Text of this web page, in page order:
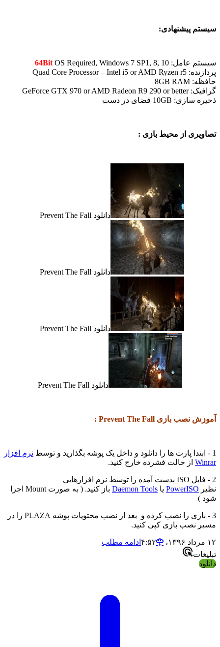
سیستم پیشنهادی:
سیستم عامل: 64Bit OS Required, Windows 7 SP1, 8, 10
پردازنده: Quad Core Processor – Intel i5 or AMD Ryzen r5
حافظه: 8GB RAM
گرافیک: GeForce GTX 970 or AMD Radeon R9 290 or better
ذخیره سازی: 10GB فضای در دست
تصاویری از محیط بازی :
دانلود Prevent The Fall
دانلود Prevent The Fall
دانلود Prevent The Fall
دانلود Prevent The Fall
آموزش نصب بازی Prevent The Fall :
1 - ابتدا پارت ها را دانلود و داخل یک پوشه بگذارید و توسط
نرم افزار
Winrar از حالت فشرده خارج کنید.
2 - فایل ISO بدست آمده را توسط نرم افزارهایی
نظیر PowerISO یا Daemon Tools
باز کنید. ( به صورت Mount اجرا
شود )
3 - بازی را نصب کرده و بعد از نصب محتویات پوشه PLAZA را در
مسیر نصب بازی کپی کنید.
۱۲ مرداد ۱۳۹۶،‏ ۴:۵۲
ادامه مطلب
تبلیغات
دانلود